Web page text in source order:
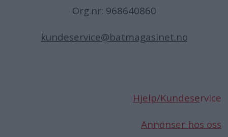
Org.nr: 968640860
kundeservice@batmagasinet.no
Hjelp/Kundeservice
Annonser hos oss